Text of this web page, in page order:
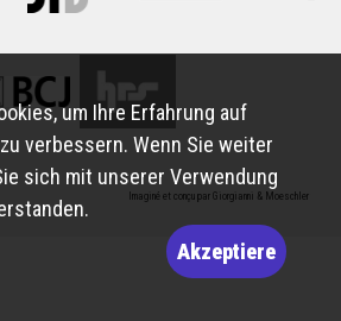
Imaginé et conçu par Giorgianni & Moeschler
um Ihre Erfahrung auf
verbessern. Wenn Sie weiter
sich mit unserer Verwendung
Akzeptiere